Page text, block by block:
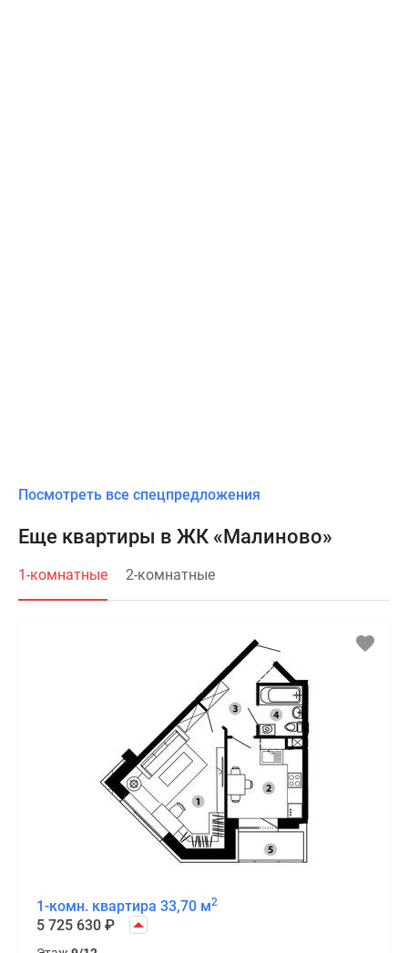
Посмотреть все спецпредложения
Еще квартиры в ЖК «Малиново»
1-комнатные 2-комнатные
1-комн. квартира 33,70 м2
5 725 630 ₽